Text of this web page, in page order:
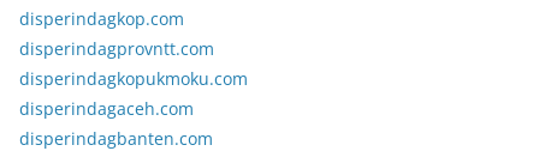
disperindagkop.com
disperindagprovntt.com
disperindagkopukmoku.com
disperindagaceh.com
disperindagbanten.com